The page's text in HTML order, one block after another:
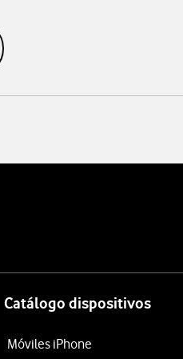
Catálogo dispositivos
Móviles iPhone